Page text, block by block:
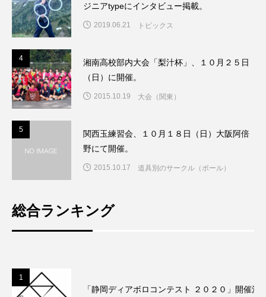
ジニアtypeにインタビュー掲載。
2019.06.21 トピックス
4
湘南高校部内大会「梨汁杯」、１０月２５日
（日）に開催。
2015.10.19 大会（関東）
5
関西玉練習会、１０月１８日（日）大阪阿倍
野にて開催。
2015.10.17 道具別のサークル（ボール）
総合ランキング
1
「静岡ディアボロコンテスト ２０２０」開催